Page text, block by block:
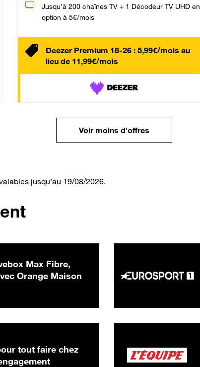
Jusqu’à 200 chaînes TV + 1 Décodeur TV UHD en
option à 5€/mois
Deezer Premium 18-26 : 5,99€/mois au
lieu de 11,99€/mois
Voir moins d'offres
jusqu’au 19/08/2026.
Max Fibre,
€ par mois
Orange Maison
tout faire chez